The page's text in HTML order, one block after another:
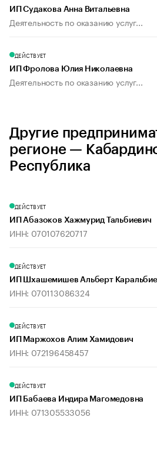
ИП Судакова Анна Витальевна
Деятельность по оказанию услуг...
ДЕЙСТВУЕТ
ИП Фролова Юлия Николаевна
Деятельность по оказанию услуг...
Другие
регионе —
Республика
ДЕЙСТВУЕТ
ИП Абазоков Хажмурид Тальбиевич
ИНН: 070107620717
ДЕЙСТВУЕТ
ИП Шхашемишев Альберт
ИНН: 070113086324
ДЕЙСТВУЕТ
ИП Маржохов Алим Хамидович
ИНН: 072196458457
ДЕЙСТВУЕТ
ИП Бабаева Индира Магомедовна
ИНН: 071305533056